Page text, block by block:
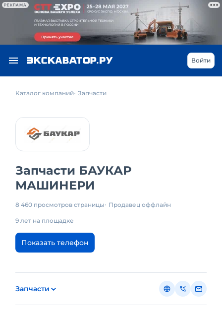
РЕКЛАМА
Войти
Каталог компаний Запчасти
Запчасти БАУКАР
МАШИНЕРИ
8 460 просмотров страницы Продавец оффлайн
9 лет на площадке
Показать телефон
Запчасти